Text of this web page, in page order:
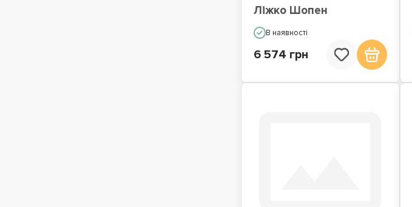
Ліжко Шопен
В наявності
6 574 грн